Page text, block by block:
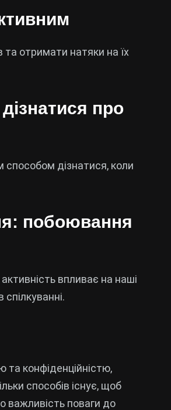
та отримати натяки на їх
про
дізнатися, коли
побоювання
впливає на наші
та конфіденційністю,
способів існує, щоб
важливість поваги до